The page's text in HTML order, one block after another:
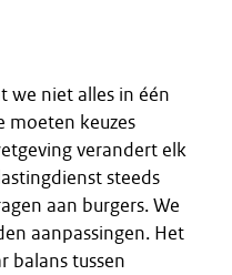
we niet alles in één
moeten keuzes
verandert elk
steeds
aan burgers. We
aanpassingen. Het
balans tussen